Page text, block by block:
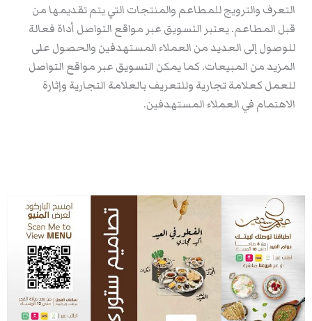
التعرف والترويج للمطاعم والمنتجات التي يتم تقديمها من
قبل المطاعم. يعتبر التسويق عبر مواقع التواصل أداة فعالة
للوصول إلى العديد من العملاء المستهدفين والحصول على
المزيد من المبيعات. كما يمكن التسويق عبر مواقع التواصل
للعمل كعلامة تجارية وللتعريف بالعلامة التجارية وإثارة
الاهتمام في العملاء المستهدفين.